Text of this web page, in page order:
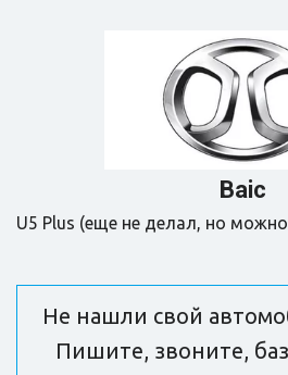
Baic
U5 Plus (еще не делал, но
Не нашли свой
Пишите, звоните,